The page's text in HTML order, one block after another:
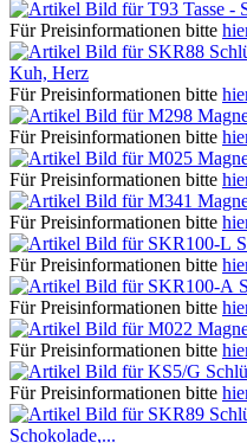
Tasse -
Für Preisinformationen bitte
Kuh, Herz
Für Preisinformationen bitte
Für Preisinformationen bitte
Für Preisinformationen bitte
Für Preisinformationen bitte
Für Preisinformationen bitte
Für Preisinformationen bitte
Für Preisinformationen bitte
Für Preisinformationen bitte
Schokolade,...